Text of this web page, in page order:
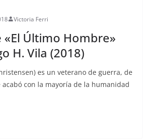
Victoria Ferri
«El Último Hombre»
H. Vila (2018)
es un veterano de guerra, de
con la mayoría de la humanidad